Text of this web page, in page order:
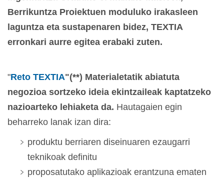
Berrikuntza Proiektuen moduluko irakasleen
laguntza eta sustapenaren bidez, TEXTIA
erronkari aurre egitea erabaki zuten.
"Reto TEXTIA"(**) Materialetatik abiatuta
negozioa sortzeko ideia ekintzaileak kaptatzeko
nazioarteko lehiaketa da. Hautagaien egin
beharreko lanak izan dira:
produktu berriaren diseinuaren ezaugarri
teknikoak definitu
proposatutako aplikazioak erantzuna ematen